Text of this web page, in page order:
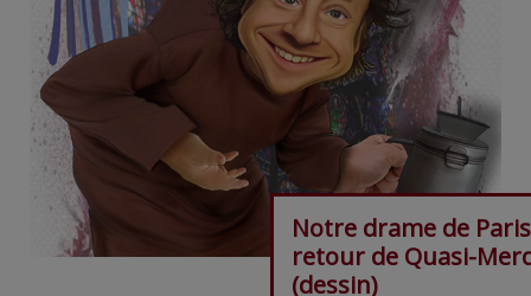
Notre drame de
retour de Quasi-
(dessin)